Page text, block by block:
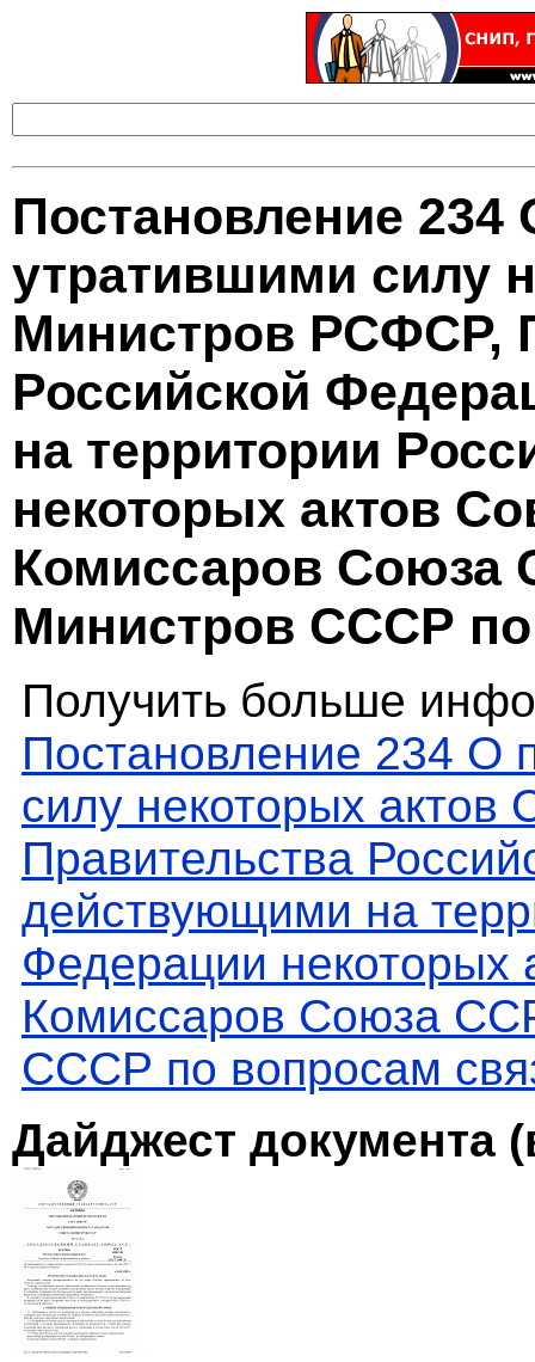
Постановление 234
утратившими силу
Министров РСФСР,
Российской
на территории
некоторых актов
Комиссаров Союза
Министров СССР
Получить больше
Постановление 234 О
силу некоторых
Правительства
действующими на
Федерации некоторых
Комиссаров Союза
СССР по вопросам
Дайджест документа